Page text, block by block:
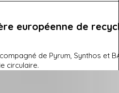
européenne de
de Pyrum, Synthos et
circulaire.